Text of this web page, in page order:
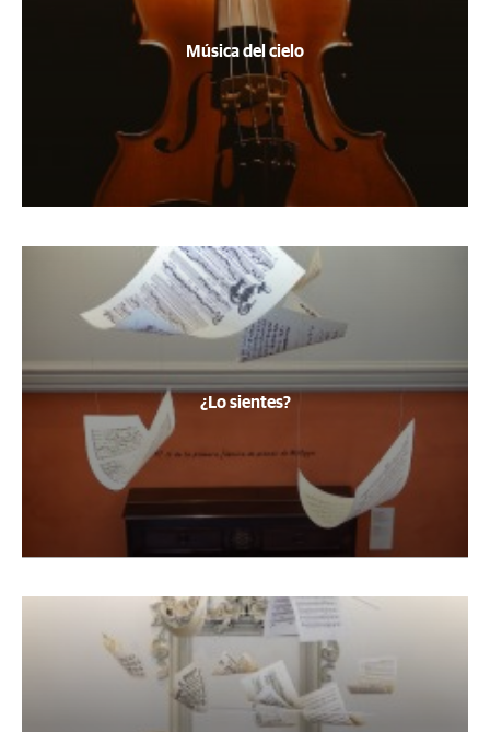
Música del cielo
¿Lo sientes?